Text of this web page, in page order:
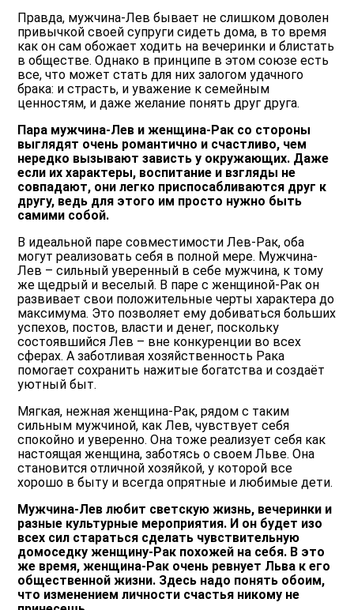
Правда, мужчина-Лев бывает не слишком доволен
привычкой своей супруги сидеть дома, в то время
как он сам обожает ходить на вечеринки и блистать
в обществе. Однако в принципе в этом союзе есть
все, что может стать для них залогом удачного
брака: и страсть, и уважение к семейным
ценностям, и даже желание понять друг друга.
Пара мужчина-Лев и женщина-Рак со стороны
выглядят очень романтично и счастливо, чем
нередко вызывают зависть у окружающих. Даже
если их характеры, воспитание и взгляды не
совпадают, они легко приспосабливаются друг к
другу, ведь для этого им просто нужно быть
самими собой.
В идеальной паре совместимости Лев-Рак, оба
могут реализовать себя в полной мере. Мужчина-
Лев – сильный уверенный в себе мужчина, к тому
же щедрый и веселый. В паре с женщиной-Рак он
развивает свои положительные черты характера до
максимума. Это позволяет ему добиваться больших
успехов, постов, власти и денег, поскольку
состоявшийся Лев – вне конкуренции во всех
сферах. А заботливая хозяйственность Рака
помогает сохранить нажитые богатства и создаёт
уютный быт.
Мягкая, нежная женщина-Рак, рядом с таким
сильным мужчиной, как Лев, чувствует себя
спокойно и уверенно. Она тоже реализует себя как
настоящая женщина, заботясь о своем Льве. Она
становится отличной хозяйкой, у которой все
хорошо в быту и всегда опрятные и любимые дети.
Мужчина-Лев любит светскую жизнь, вечеринки и
разные культурные мероприятия. И он будет изо
всех сил стараться сделать чувствительную
домоседку женщину-Рак похожей на себя. В это
же время, женщина-Рак очень ревнует Льва к его
общественной жизни. Здесь надо понять обоим,
что изменением личности счастья никому не